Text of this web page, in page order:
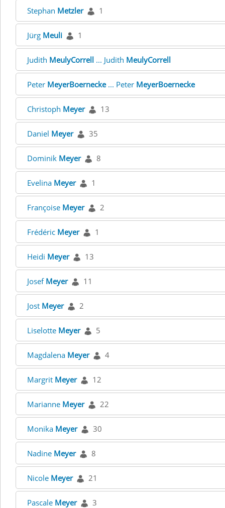
Stephan Metzler 1
Jürg Meuli 1
Judith MeulyCorrell ... Judith MeulyCorrell
Peter MeyerBoernecke... Peter MeyerBoernecke
Christoph Meyer 13
Daniel Meyer 35
Dominik Meyer 8
Evelina Meyer 1
Françoise Meyer 2
Frédéric Meyer 1
Heidi Meyer 13
Josef Meyer 11
Jost Meyer 2
Liselotte Meyer 5
Magdalena Meyer 4
Margrit Meyer 12
Marianne Meyer 22
Monika Meyer 30
Nadine Meyer 8
Nicole Meyer 21
Pascale Meyer 3